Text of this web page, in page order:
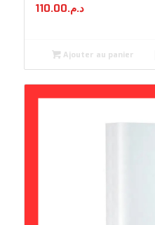
د.م.110.00
Ajouter au panier